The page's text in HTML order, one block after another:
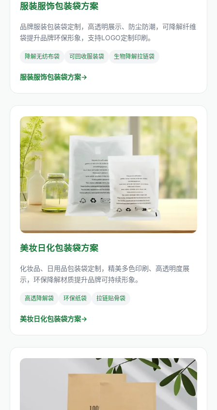
服装服饰包装袋方案
品牌服装包装袋定制，高透明展示、防尘防潮，可降解纤维
袋提升品牌环保形象，支持LOGO定制印刷。
降解无纺布袋 可回收服装袋 生物降解拉链袋
服装服饰包装袋方案→
美妆日化包装袋方案
化妆品、日用品包装袋定制，精美多色印刷、高透明度展
示，环保降解材质提升品牌可持续形象。
高透降解袋 环保纸袋 拉链贴骨袋
美妆日化包装袋方案→